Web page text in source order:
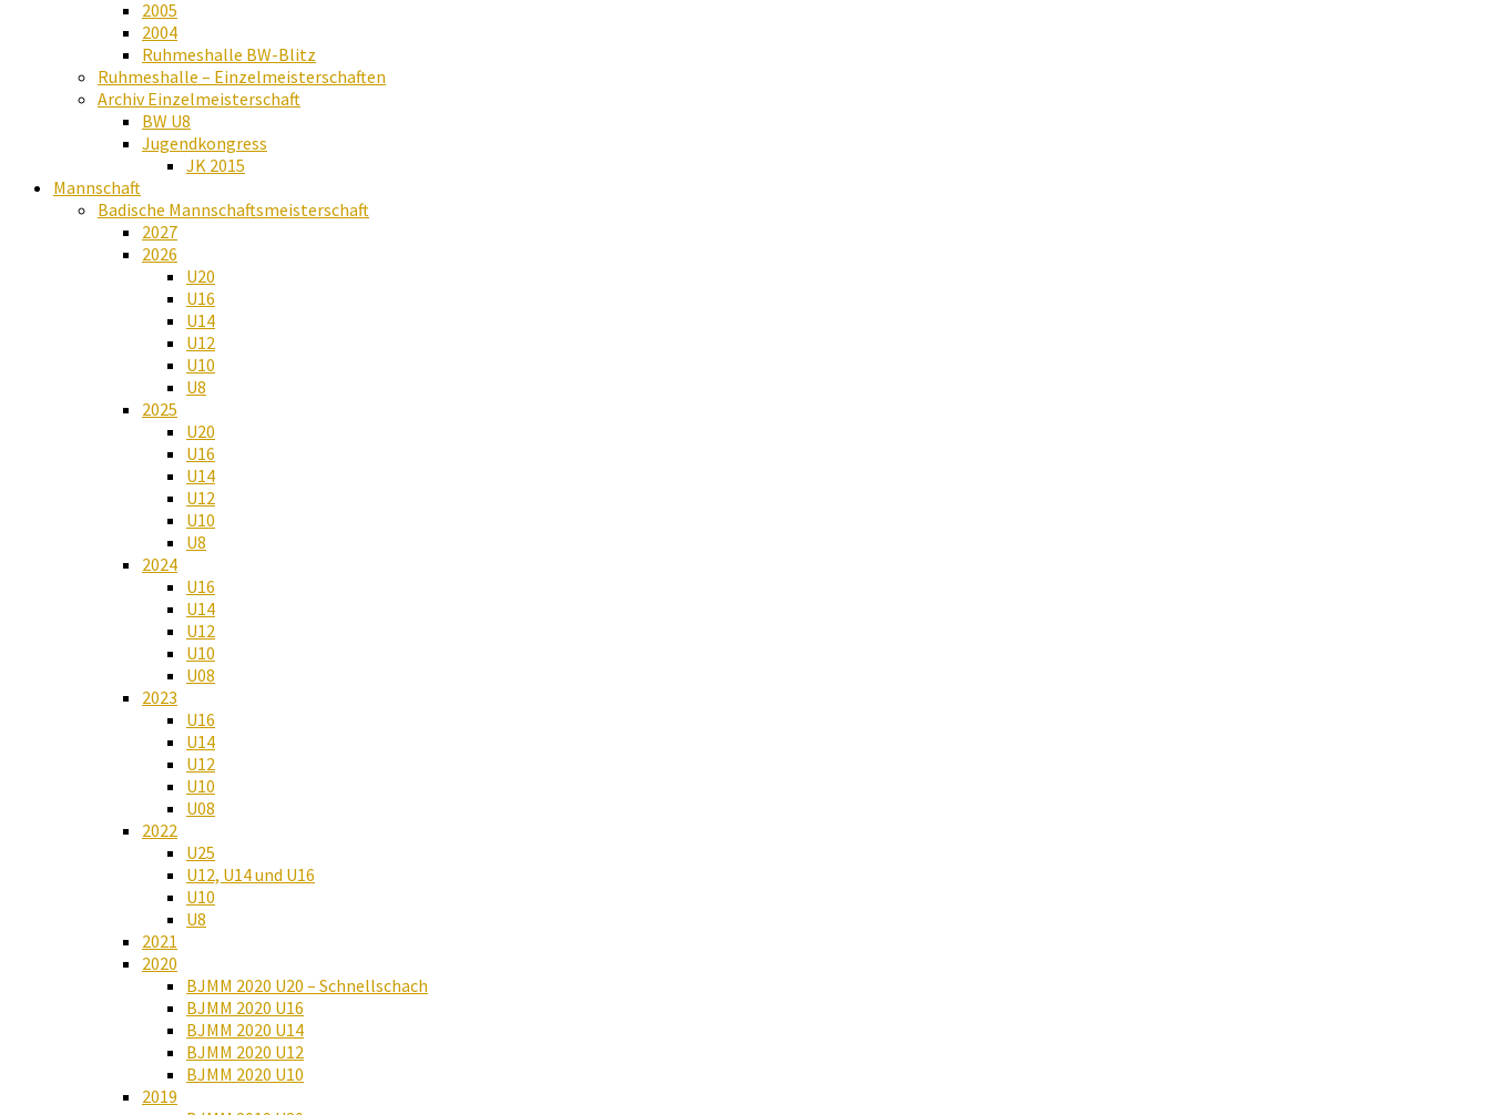
2005
2004
Ruhmeshalle BW-Blitz
Ruhmeshalle – Einzelmeisterschaften
Archiv Einzelmeisterschaft
BW U8
Jugendkongress
JK 2015
Mannschaft
Badische Mannschaftsmeisterschaft
2027
2026
U20
U16
U14
U12
U10
U8
2025
U20
U16
U14
U12
U10
U8
2024
U16
U14
U12
U10
U08
2023
U16
U14
U12
U10
U08
2022
U25
U12, U14 und U16
U10
U8
2021
2020
BJMM 2020 U20 – Schnellschach
BJMM 2020 U16
BJMM 2020 U14
BJMM 2020 U12
BJMM 2020 U10
2019